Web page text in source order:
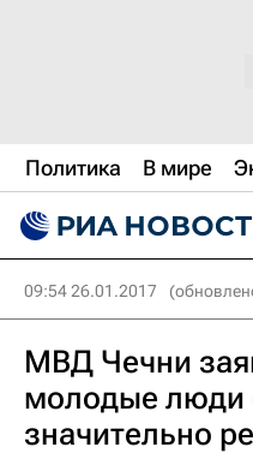
Политика В мире
09:54 26.01.2017
МВД Чечни
молодые люди
значительно